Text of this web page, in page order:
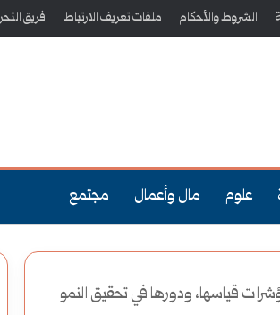
الشروط والأحكام ملفات تعريف الارتباط فريق
علوم مال وأعمال مجتمع
مؤشرات قياسها، ودورها في تحقيق النمو